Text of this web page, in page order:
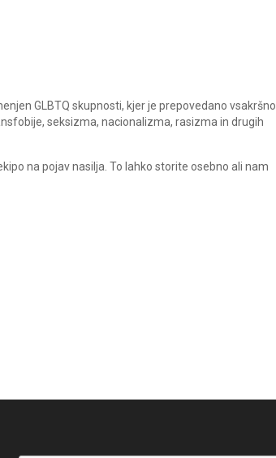
GLBTQ skupnosti, kjer je prepovedano vsakršno
seksizma, nacionalizma, rasizma in drugih
na pojav nasilja. To lahko storite osebno ali nam